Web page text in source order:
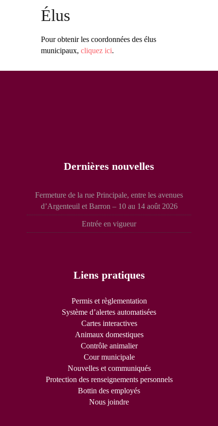
Élus
Pour obtenir les coordonnées des élus
municipaux, cliquez ici.
Dernières nouvelles
Fermeture de la rue Principale, entre les avenues
d’Argenteuil et Barron – 10 au 14 août 2026
Entrée en vigueur
Liens pratiques
Permis et règlementation
Système d’alertes automatisées
Cartes interactives
Animaux domestiques
Contrôle animalier
Cour municipale
Nouvelles et communiqués
Protection des renseignements personnels
Bottin des employés
Nous joindre